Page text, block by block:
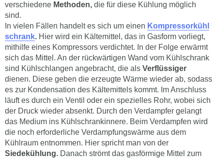
verschiedene Methoden, die für diese Kühlung möglich
sind.
In vielen Fällen handelt es sich um einen Kompressorkühl
schrank. Hier wird ein Kältemittel, das in Gasform vorliegt,
mithilfe eines Kompressors verdichtet. In der Folge erwärmt
sich das Mittel. An der rückwärtigen Wand vom Kühlschrank
sind Kühlschlangen angebracht, die als Verflüssiger
dienen. Diese geben die erzeugte Wärme wieder ab, sodass
es zur Kondensation des Kältemittels kommt. Im Anschluss
läuft es durch ein Ventil oder ein spezielles Rohr, wobei sich
der Druck wieder absenkt. Durch den Verdampfer gelangt
das Medium ins Kühlschrankinnere. Beim Verdampfen wird
die noch erforderliche Verdampfungswärme aus dem
Kühlraum entnommen. Hier spricht man von der
Siedekühlung. Danach strömt das gasförmige Mittel zum